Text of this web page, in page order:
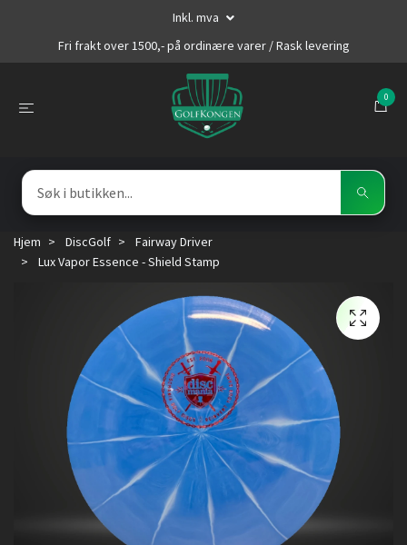
Inkl. mva
Fri frakt over 1500,- på ordinære varer / Rask levering
0
Hjem DiscGolf
Fairway Driver
Lux Vapor Essence - Shield Stamp